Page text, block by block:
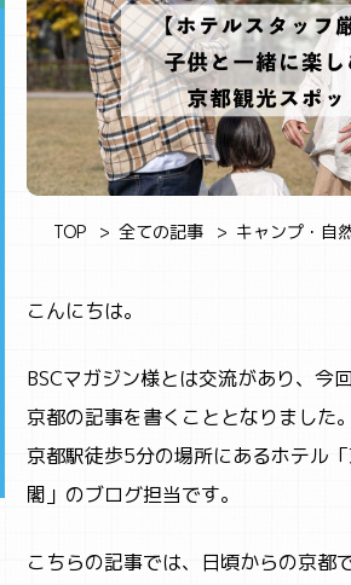
TOP 全ての記事 キャンプ・自
こんにちは。
BSCマガジン様とは交流があり、今
京都の記事を書くこととなりました。
京都駅徒歩5分の場所にあるホテル
閣」のブログ担当です。
こちらの記事では、日頃からの京都